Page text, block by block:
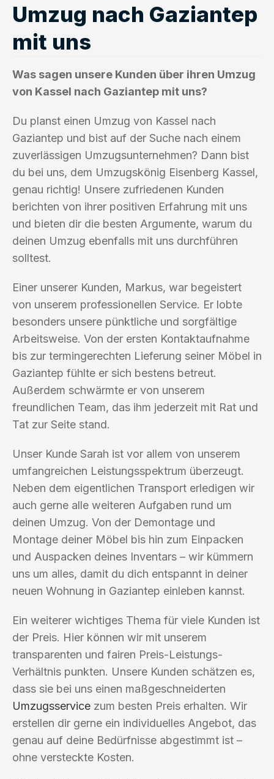
Umzug nach Gaziantep
mit uns
Was sagen unsere Kunden über ihren Umzug
von Kassel nach Gaziantep mit uns?
Du planst einen Umzug von Kassel nach
Gaziantep und bist auf der Suche nach einem
zuverlässigen Umzugsunternehmen? Dann bist
du bei uns, dem Umzugskönig Eisenberg Kassel,
genau richtig! Unsere zufriedenen Kunden
berichten von ihrer positiven Erfahrung mit uns
und bieten dir die besten Argumente, warum du
deinen Umzug ebenfalls mit uns durchführen
solltest.
Einer unserer Kunden, Markus, war begeistert
von unserem professionellen Service. Er lobte
besonders unsere pünktliche und sorgfältige
Arbeitsweise. Von der ersten Kontaktaufnahme
bis zur termingerechten Lieferung seiner Möbel in
Gaziantep fühlte er sich bestens betreut.
Außerdem schwärmte er von unserem
freundlichen Team, das ihm jederzeit mit Rat und
Tat zur Seite stand.
Unser Kunde Sarah ist vor allem von unserem
umfangreichen Leistungsspektrum überzeugt.
Neben dem eigentlichen Transport erledigen wir
auch gerne alle weiteren Aufgaben rund um
deinen Umzug. Von der Demontage und
Montage deiner Möbel bis hin zum Einpacken
und Auspacken deines Inventars – wir kümmern
uns um alles, damit du dich entspannt in deiner
neuen Wohnung in Gaziantep einleben kannst.
Ein weiterer wichtiges Thema für viele Kunden ist
der Preis. Hier können wir mit unserem
transparenten und fairen Preis-Leistungs-
Verhältnis punkten. Unsere Kunden schätzen es,
dass sie bei uns einen maßgeschneiderten
Umzugsservice zum besten Preis erhalten. Wir
erstellen dir gerne ein individuelles Angebot, das
genau auf deine Bedürfnisse abgestimmt ist –
ohne versteckte Kosten.